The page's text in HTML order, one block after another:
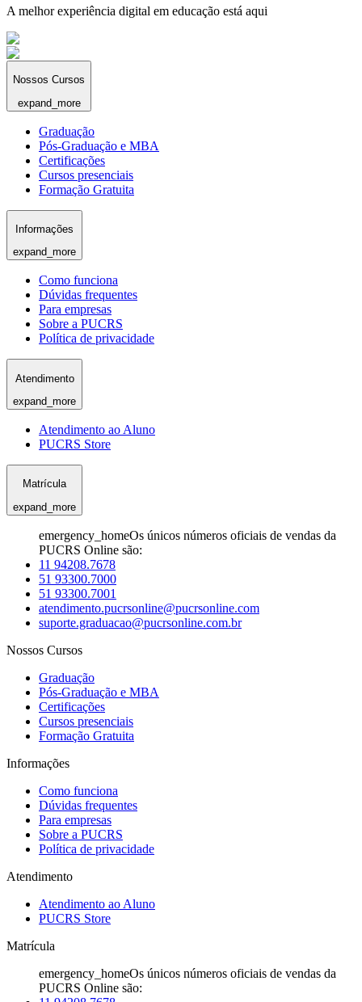
A melhor experiência digital em educação está aqui
Nossos Cursos
expand_more
Graduação
Pós-Graduação e MBA
Certificações
Cursos presenciais
Formação Gratuita
Informações
expand_more
Como funciona
Dúvidas frequentes
Para empresas
Sobre a PUCRS
Política de privacidade
Atendimento
expand_more
Atendimento ao Aluno
PUCRS Store
Matrícula
expand_more
emergency_homeOs únicos números oficiais de vendas da
PUCRS Online são:
11 94208.7678
51 93300.7000
51 93300.7001
atendimento.pucrsonline@pucrsonline.com
suporte.graduacao@pucrsonline.com.br
Nossos Cursos
Graduação
Pós-Graduação e MBA
Certificações
Cursos presenciais
Formação Gratuita
Informações
Como funciona
Dúvidas frequentes
Para empresas
Sobre a PUCRS
Política de privacidade
Atendimento
Atendimento ao Aluno
PUCRS Store
Matrícula
emergency_homeOs únicos números oficiais de vendas da
PUCRS Online são: